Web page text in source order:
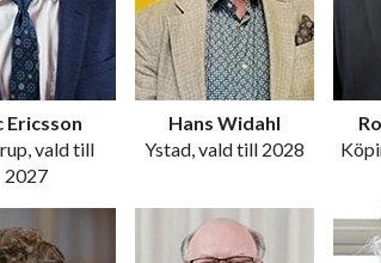
Ericsson
vald till
2027
Hans Widahl
Ystad, vald till 2028